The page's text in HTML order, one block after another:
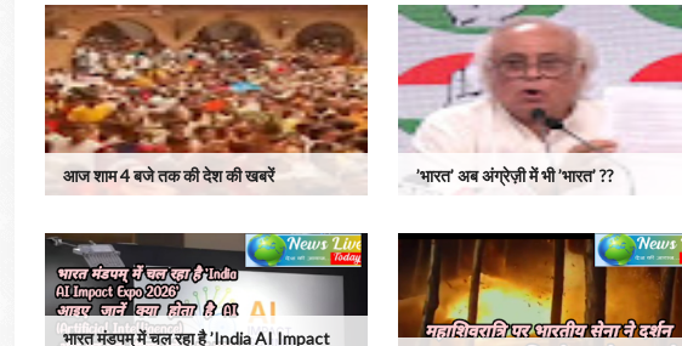
आज शाम 4 बजे तक की देश की खबरें ’भारत’ अब अंग्रेज़ी में भी ’भारत’ ??
भारत मंडपम् में चल रहा है ’India AI Impact